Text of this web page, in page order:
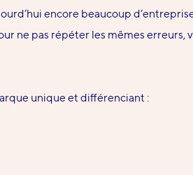
encore beaucoup
ne pas répéter les mêmes erreurs,
unique et différenciant :